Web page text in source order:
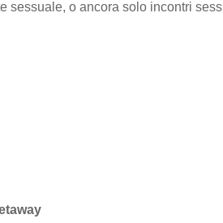
sessuale, o ancora solo incontri